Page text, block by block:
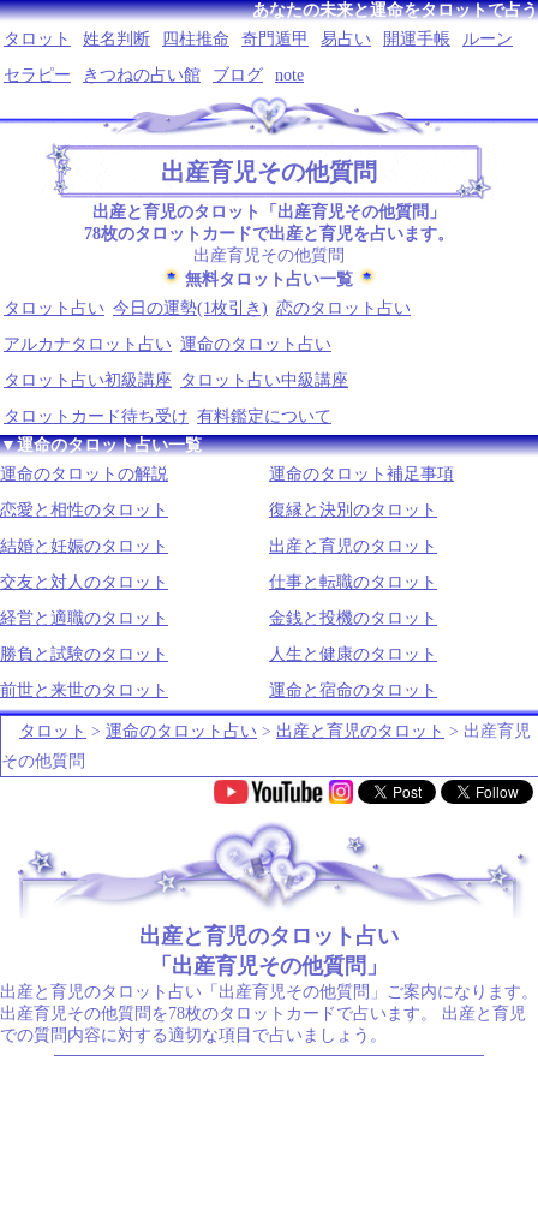
あなたの未来と運命をタロットで占う
タロット
姓名判断 四柱推命 奇門遁甲 易占い 開運手帳
ルーン
セラピー
きつねの占い館 ブログ note
出産育児その他質問
出産と育児のタロット「出産育児その他質問」
78枚のタロットカードで出産と育児を占います。
出産育児その他質問
無料タロット占い一覧
タロット占い 今日の運勢(1枚引き) 恋のタロット占い
アルカナタロット占い 運命のタロット占い
タロット占い初級講座
タロット占い中級講座
タロットカード待ち受け 有料鑑定について
▼運命のタロット占い一覧
運命のタロットの解説
運命のタロット補足事項
恋愛と相性のタロット
復縁と決別のタロット
結婚と妊娠のタロット
出産と育児のタロット
交友と対人のタロット
仕事と転職のタロット
経営と適職のタロット
金銭と投機のタロット
勝負と試験のタロット
人生と健康のタロット
前世と来世のタロット
運命と宿命のタロット
タロット > 運命のタロット占い > 出産と育児のタロット > 出産育児
その他質問
.
出産と育児のタロット占い
「出産育児その他質問」
出産と育児のタロット占い「出産育児その他質問」ご案内になります。
出産育児その他質問を78枚のタロットカードで占います。 出産と育児
での質問内容に対する適切な項目で占いましょう。